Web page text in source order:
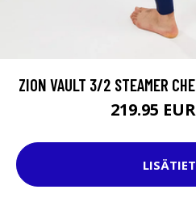
ZION VAULT 3/2 STEAMER
219.95 EUR